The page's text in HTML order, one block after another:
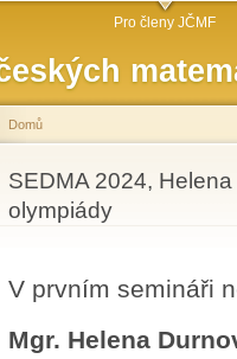
Pro členy JČMF
Jste zde
Domů
SEDMA 2024,
olympiády
V prvním semináři
Mgr. Helena